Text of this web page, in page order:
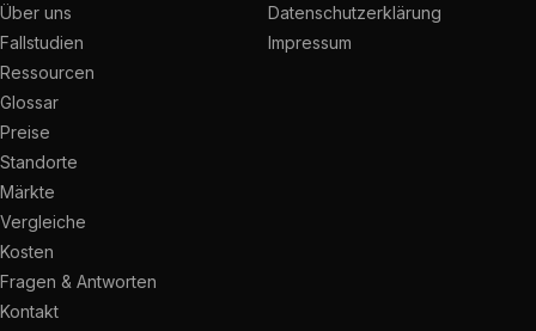
Über uns
Fallstudien
Ressourcen
Glossar
Preise
Standorte
Märkte
Vergleiche
Kosten
Fragen & Antworten
Kontakt
Datenschutzerklärung
Impressum